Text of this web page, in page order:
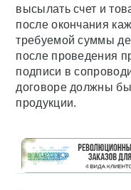
высылать счет и
после окончания
требуемой суммы
после проведения
подписи в
договоре должны
продукции.